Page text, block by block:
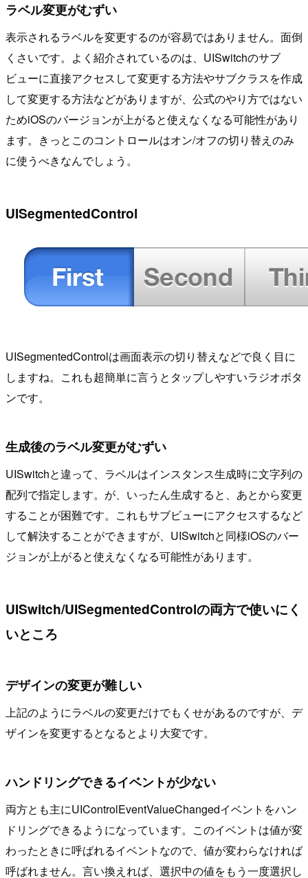
ラベル変更がむずい
表示されるラベルを変更するのが容易ではありません。面倒
くさいです。よく紹介されているのは、UISwitchのサブ
ビューに直接アクセスして変更する方法やサブクラスを作成
して変更する方法などがありますが、公式のやり方ではない
ためiOSのバージョンが上がると使えなくなる可能性があり
ます。きっとこのコントロールはオン/オフの切り替えのみ
に使うべきなんでしょう。
UISegmentedControl
UISegmentedControlは画面表示の切り替えなどで良く目に
しますね。これも超簡単に言うとタップしやすいラジオボタ
ンです。
生成後のラベル変更がむずい
UISwitchと違って、ラベルはインスタンス生成時に文字列の
配列で指定します。が、いったん生成すると、あとから変更
することが困難です。これもサブビューにアクセスするなど
して解決することができますが、UISwitchと同様iOSのバー
ジョンが上がると使えなくなる可能性があります。
UISwitch/UISegmentedControlの両方で使いにく
いところ
デザインの変更が難しい
上記のようにラベルの変更だけでもくせがあるのですが、デ
ザインを変更するとなるとより大変です。
ハンドリングできるイベントが少ない
両方とも主にUIControlEventValueChangedイベントをハン
ドリングできるようになっています。このイベントは値が変
わったときに呼ばれるイベントなので、値が変わらなければ
呼ばれません。言い換えれば、選択中の値をもう一度選択し